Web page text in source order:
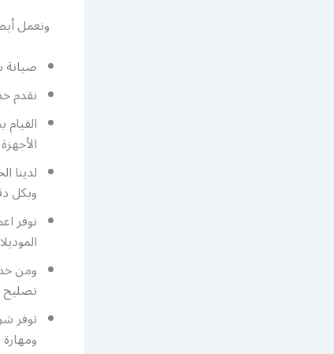
ونعمل
صيانة
نقدم خدماتنا على مدار
لدينا
وبكل
نوفر
ومن
تصليح
توفر
ومهارة ماذا